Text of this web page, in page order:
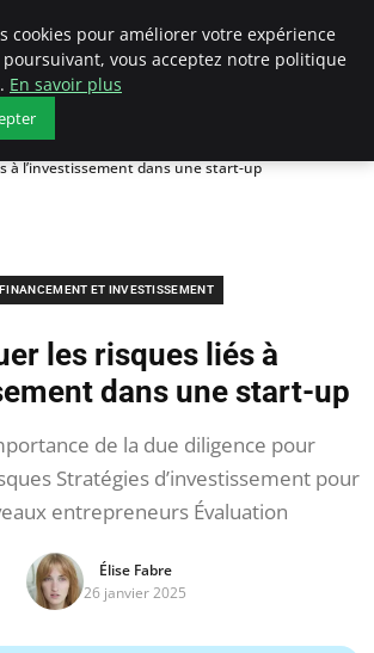
et investissement
à l’investissement dans une start-up
FINANCEMENT ET INVESTISSEMENT
les risques liés à
dans une start-up
de la due diligence pour
Stratégies d’investissement pour
entrepreneurs Évaluation
Élise Fabre
26 janvier 2025
cookies pour améliorer votre expérience
vous acceptez notre politique
En savoir plus